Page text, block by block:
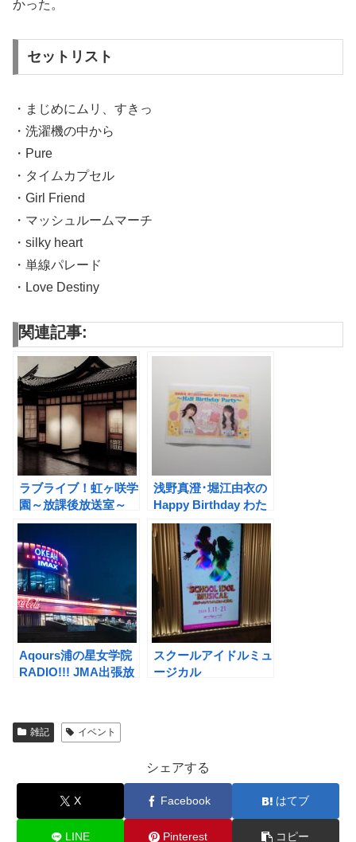
かった。
セットリスト
・まじめにムリ、すきっ
・洗濯機の中から
・Pure
・タイムカプセル
・Girl Friend
・マッシュルームマーチ
・silky heart
・単線パレード
・Love Destiny
関連記事:
ラブライブ！虹ヶ咲学
園～放課後放送室～
＆ RADIO アニガサ
キ！合同公開録音 キ
ズナつなげて！
TOKIMEKIアワー♪ 第
3部
浅野真澄･堀江由衣の
Happy Birthday わた
したち ～Half
Birthday Party～
Aqours浦の星女学院
RADIO!!! JMA出張放
イブでわいわいわい～
in KOB
スクールアイドルミュ
ージカル
雑記 イベント
シェアする
X Facebook はてブ
LINE Pinterest コピー